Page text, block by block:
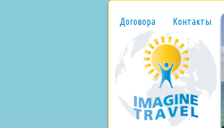
Договора Контакты